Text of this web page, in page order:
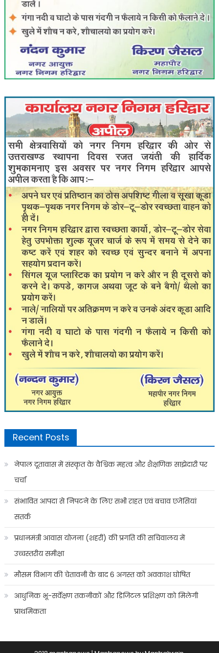
Recent Posts
नेपाल दूतावास में संस्कृत के वैश्विक महत्व और शैक्षणिक साझेदारी पर
चर्चा
संभावित आपदा से निपटने के लिए सभी राहत एवं बचाव एजेंसियां
सतर्क
प्रधानमंत्री आवास योजना (शहरी) की प्रगति की सचिवालय में
उच्चस्तरीय समीक्षा
मौसम विभाग की चेतावनी के बाद 6 अगस्त को अवकाश घोषित
आधुनिक भू-सर्वेक्षण तकनीकों और डिजिटल प्रशिक्षण को मिलेगी
प्राथमिकता